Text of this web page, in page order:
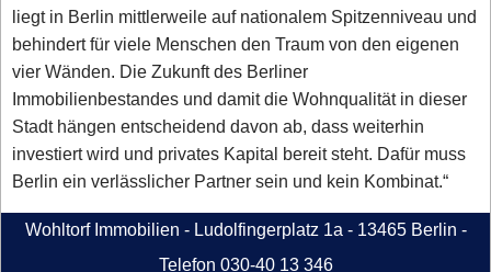
liegt in Berlin mittlerweile auf nationalem Spitzenniveau und
behindert für viele Menschen den Traum von den eigenen
vier Wänden. Die Zukunft des Berliner
Immobilienbestandes und damit die Wohnqualität in dieser
Stadt hängen entscheidend davon ab, dass weiterhin
investiert wird und privates Kapital bereit steht. Dafür muss
Berlin ein verlässlicher Partner sein und kein Kombinat.“
Wohltorf Immobilien - Ludolfingerplatz 1a - 13465 Berlin -
Telefon 030-40 13 346